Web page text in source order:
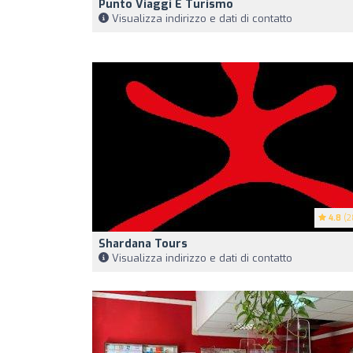
Punto Viaggi E Turismo
Visualizza indirizzo e dati di contatto
4.8
Shardana Tours
Visualizza indirizzo e dati di contatto